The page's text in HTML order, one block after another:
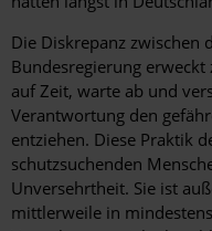
Die Diskrepanz zwischen
Bundesregierung
auf Zeit, warte ab und
Verantwortung den
entziehen. Diese Praktik
schutzsuchenden
Unversehrtheit. Sie ist
mittlerweile in